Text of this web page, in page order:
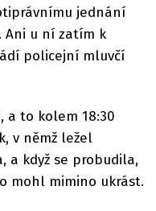
jednání
Ani u ní zatím k
policejní mluvčí
a to kolem 18:30
v němž ležel
a když se probudila,
mohl mimino ukrást.